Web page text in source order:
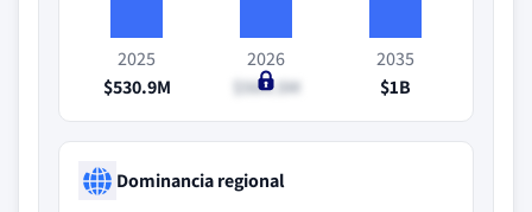
2025
$530.9M
2026
$564.5M
2035
$1B
Dominancia regional